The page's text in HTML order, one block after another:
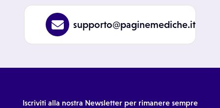
supporto@paginemediche.it
Iscriviti alla nostra Newsletter per rimanere sempre